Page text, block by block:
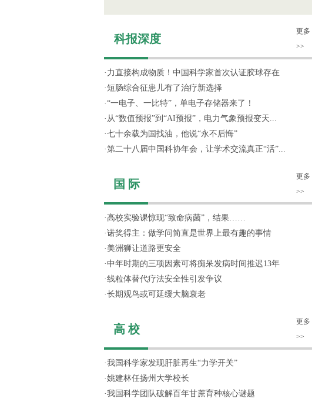
科报深度
更多
>>
· 力直接构成物质！中国科学家首次认证胶球存在
· 短肠综合征患儿有了治疗新选择
·“一电子、一比特”，单电子存储器来了！
· 从“数值预报”到“AI预报”，电力气象预报变天...
·七十余载为国找油，他说“永不后悔”
·第二十八届中国科协年会，让学术交流真正“活”...
国 际
更多
>>
· 高校实验课惊现“致命病菌”，结果……
·诺奖得主：做学问简直是世界上最有趣的事情
· 美洲狮让道路更安全
·中年时期的三项因素可将痴呆发病时间推迟13年
·线粒体替代疗法安全性引发争议
·长期观鸟或可延缓大脑衰老
高 校
更多
>>
·我国科学家发现肝脏再生“力学开关”
·姚建林任扬州大学校长
·我国科学团队破解百年甘蔗育种核心谜题